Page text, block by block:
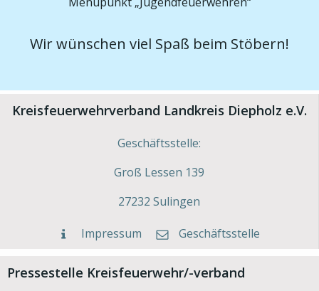
Wir wünschen viel Spaß beim Stöbern!
Kreisfeuerwehrverband Landkreis Diepholz e.V.
Geschäftsstelle:
Groß Lessen 139
27232 Sulingen
Impressum Geschäftsstelle
Pressestelle Kreisfeuerwehr/-verband